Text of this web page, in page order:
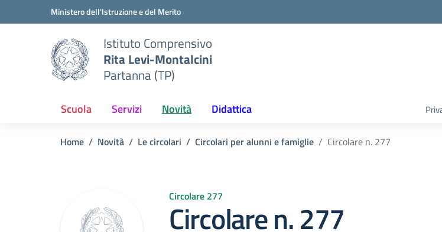
Vai ai contenuti
Vai al menu di navigazioneMinistero dell'Istruzione e del Merito
Istituto Comprensivo
Rita Levi-Montalcini
Partanna (TP)
Scuola Servizi Novità Didattica
Home Novità Le circolari Circolari per alunni e famiglie Circolare n. 277
Circolare 277
Circolare n. 277